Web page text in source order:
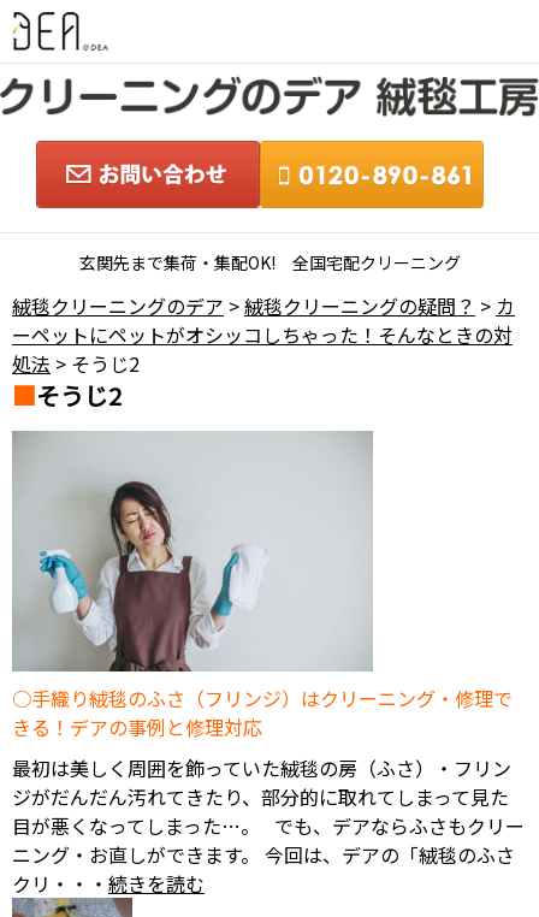
玄関先まで集荷・集配OK! 全国宅配クリーニング
絨毯クリーニングのデア >絨毯クリーニングの疑問？ > カ
ーペットにペットがオシッコしちゃった！そんなときの対
処法 > そうじ2
そうじ2
手織り絨毯のふさ（フリンジ）はクリーニング・修理で
きる！デアの事例と修理対応
最初は美しく周囲を飾っていた絨毯の房（ふさ）・フリン
ジがだんだん汚れてきたり、部分的に取れてしまって見た
目が悪くなってしまった…。 でも、デアならふさもクリー
ニング・お直しができます。 今回は、デアの「絨毯のふさ
クリ・・・ 続きを読む